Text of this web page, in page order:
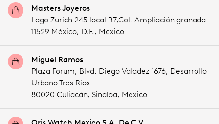
Masters Joyeros
Lago Zurich 245 local B7,Col. Ampliación granada
11529 México, D.F., Mexico
Miguel Ramos
Plaza Forum, Blvd. Diego Valadez 1676, Desarrollo
Urbano Tres Rios
80020 Culiacán, Sinaloa, Mexico